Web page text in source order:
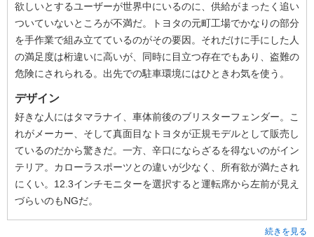
欲しいとするユーザーが世界中にいるのに、供給がまったく追い
ついていないところが不満だ。トヨタの元町工場でかなりの部分
を手作業で組み立てているのがその要因。それだけに手にした人
の満足度は桁違いに高いが、同時に目立つ存在でもあり、盗難の
危険にされられる。出先での駐車環境にはひときわ気を使う。
デザイン
好きな人にはタマラナイ、車体前後のブリスターフェンダー。こ
れがメーカー、そして真面目なトヨタが正規モデルとして販売し
ているのだから驚きだ。一方、辛口にならざるを得ないのがイン
テリア。カローラスポーツとの違いが少なく、所有欲が満たされ
にくい。12.3インチモニターを選択すると運転席から左前が見え
づらいのもNGだ。
続きを見る